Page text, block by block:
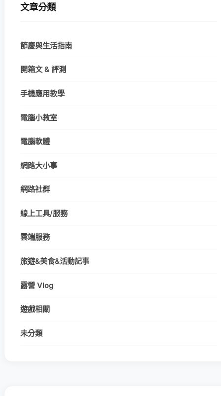
文章分類
節慶與生活指南
開箱文 & 評測
手機應用教學
電腦小教室
電腦軟體
網路大小事
網路社群
線上工具/服務
雲端服務
旅遊&美食&活動記事
露營 Vlog
遊戲相關
未分類